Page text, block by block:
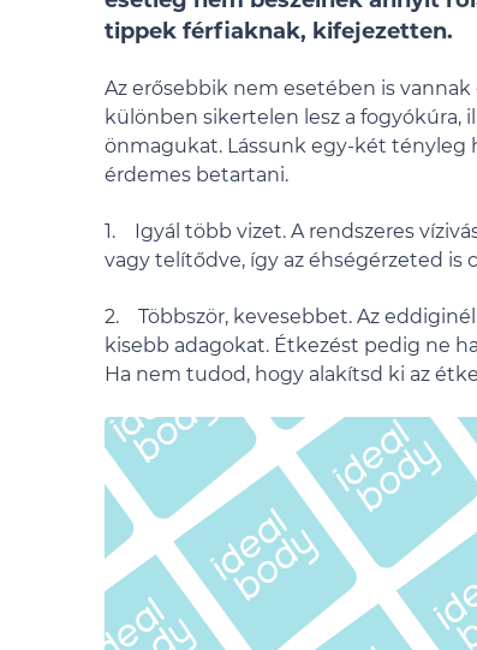
tippek férfiaknak, kifejezetten.
Az erősebbik nem esetében is
különben sikertelen lesz a fogyókúra,
önmagukat. Lássunk egy-két
érdemes betartani.
1. Igyál több vizet. A rendszeres
vagy telítődve, így az éhségérzeted is
2. Többször, kevesebbet. Az
kisebb adagokat. Étkezést pedig ne
Ha nem tudod, hogy alakítsd ki az